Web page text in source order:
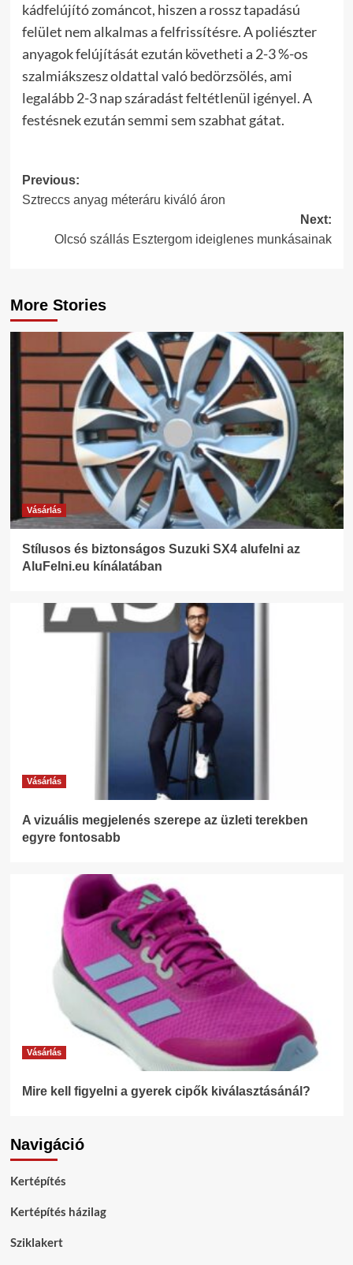
kádfelújító zománcot, hiszen a rossz tapadású
felület nem alkalmas a felfrissítésre. A poliészter
anyagok felújítását ezután követheti a 2-3 %-os
szalmiákszesz oldattal való bedörzsölés, ami
legalább 2-3 nap száradást feltétlenül igényel. A
festésnek ezután semmi sem szabhat gátat.
Post
navigation
Previous:
Sztreccs anyag méteráru kiváló áron
Next:
Olcsó szállás Esztergom ideiglenes munkásainak
More Stories
Vásárlás
Stílusos és biztonságos Suzuki SX4 alufelni az
AluFelni.eu kínálatában
Vásárlás
A vizuális megjelenés szerepe az üzleti terekben
egyre fontosabb
Vásárlás
Mire kell figyelni a gyerek cipők kiválasztásánál?
Navigáció
Kertépítés
Kertépítés házilag
Sziklakert